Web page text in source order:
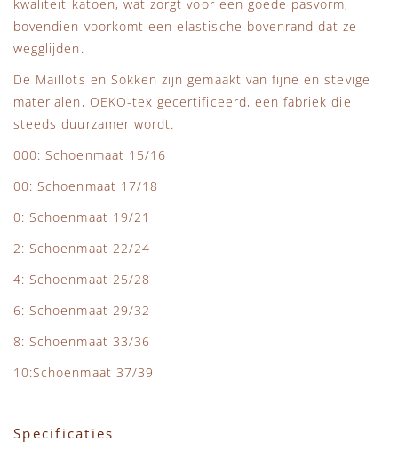
kwaliteit katoen, wat zorgt voor een goede pasvorm,
bovendien voorkomt een elastische bovenrand dat ze
wegglijden.
De Maillots en Sokken zijn gemaakt van fijne en stevige
materialen, OEKO-tex gecertificeerd, een fabriek die
steeds duurzamer wordt.
000: Schoenmaat 15/16
00: Schoenmaat 17/18
0: Schoenmaat 19/21
2: Schoenmaat 22/24
4: Schoenmaat 25/28
6: Schoenmaat 29/32
8: Schoenmaat 33/36
10:Schoenmaat 37/39
Specificaties